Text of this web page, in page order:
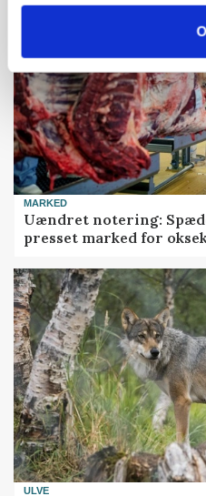
MARKED
Uændret notering:
presset marked for
ULVE